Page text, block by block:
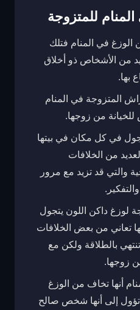
للمتزوجة
الوزغ في المنام فتلك
من الأشخاص ذو أخلاق
بها.
المتزوجة في المنام
من زوجها.
في كل مكان في بيتها
من الخلافات
والتي قد تزيد مع مرور
لوزغ داكن اللون يتجول
تعاني من بعض الخلافات
بالطلاقة ولكن مع
زوجها.
أنها تخاف من الوزغ
إلى أنها شخص صالح